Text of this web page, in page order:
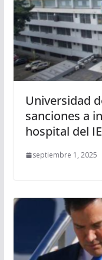
Universidad
sanciones a
hospital del
septiembre 1, 2025